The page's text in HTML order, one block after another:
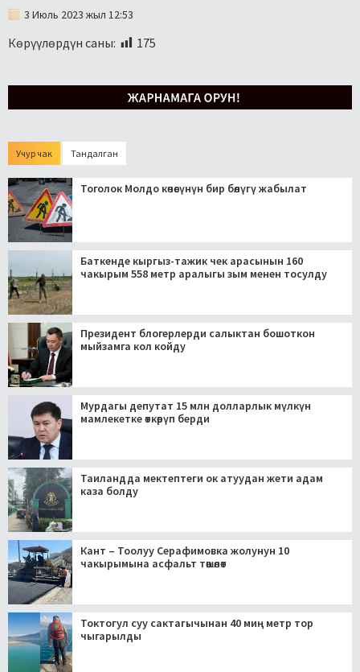
3 Июль 2023 жыл 12:53
Көрүүлөрдүн саны: 175
Учур чак Тандалган
Тоголок Молдо көчөсүнүн бир бөлүгү жабылат
Баткенде кыргыз-тажик чек арасынын 160
чакырым 558 метр аралыгы зым менен тосулду
Президент блогерлерди салыктан бошоткон
мыйзамга кол койду
Мурдагы депутат 15 млн долларлык мүлкүн
мамлекетке өткөрүп берди
Таиландда мектептеги ок атуудан жети адам
каза болду
Кант – Тоолуу Серафимовка жолунун 10
чакырымына асфальт төшөлөт
Токтогул суу сактагычынан 40 миң метр тор
чыгарылды